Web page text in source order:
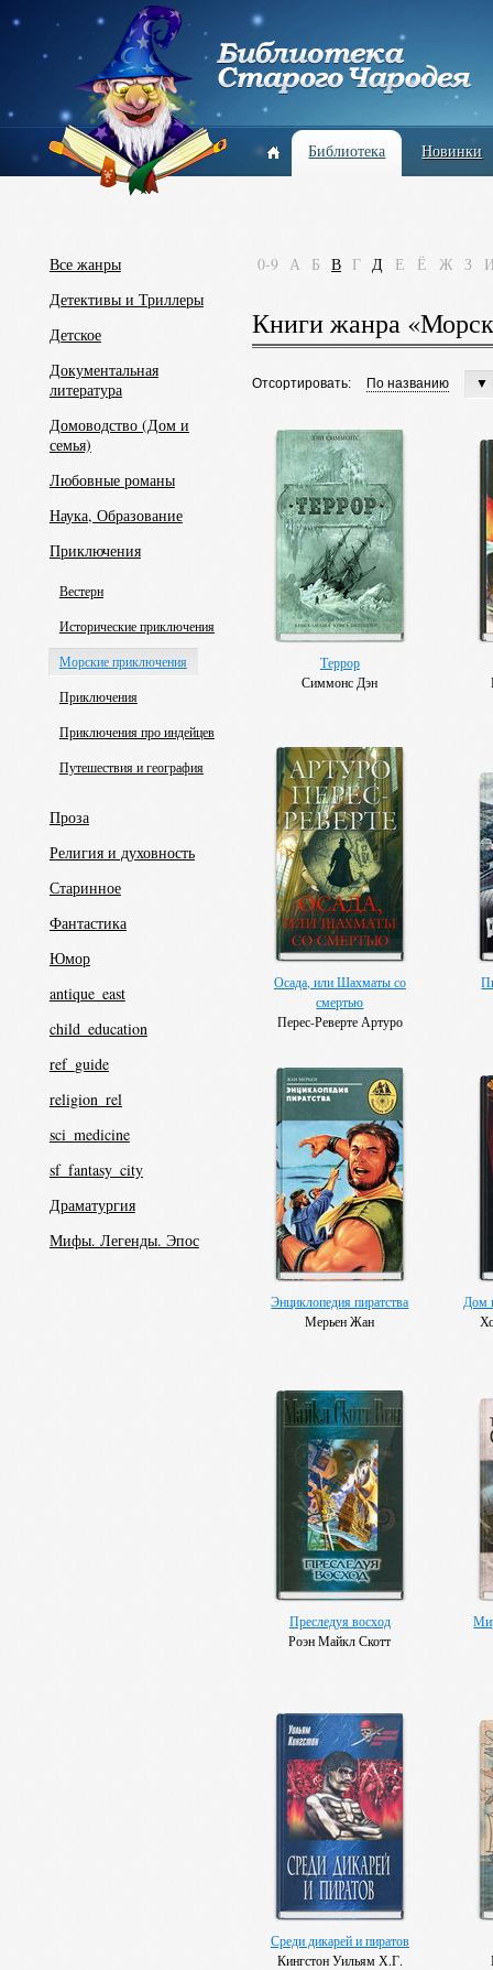
Библиотека Новинки
Все жанры
Детективы и Триллеры
Детское
Документальная
литература
Домоводство (Дом и
семья)
Любовные романы
Наука, Образование
Приключения
Вестерн
Исторические приключения
Морские приключения
Приключения
Приключения про индейцев
Путешествия и география
Проза
Религия и духовность
Старинное
Фантастика
Юмор
antique_east
child_education
ref_guide
religion_rel
sci_medicine
sf_fantasy_city
Драматургия
Мифы. Легенды. Эпос
0-9 А Б В Г Д Е Ё Ж З
Книги жанра
Отсортировать: По названию ▼
Террор
Симмонс Дэн
Осада, или Шахматы со
смертью
Перес-Реверте Артуро
Энциклопедия пиратства
Мерьен Жан
Дом
Преследуя восход
Роэн Майкл Скотт
Среди дикарей и пиратов
Кингстон Уильям Х.Г.